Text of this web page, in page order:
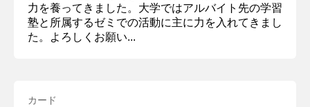
力を養ってきました。大学ではアルバイト先の学習
塾と所属するゼミでの活動に主に力を入れてきまし
た。よろしくお願い...
カード